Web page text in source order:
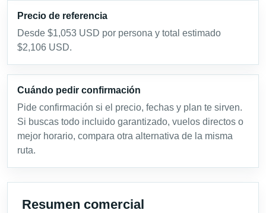
Precio de referencia
Desde $1,053 USD por persona y total estimado
$2,106 USD.
Cuándo pedir confirmación
Pide confirmación si el precio, fechas y plan te sirven.
Si buscas todo incluido garantizado, vuelos directos o
mejor horario, compara otra alternativa de la misma
ruta.
Resumen comercial